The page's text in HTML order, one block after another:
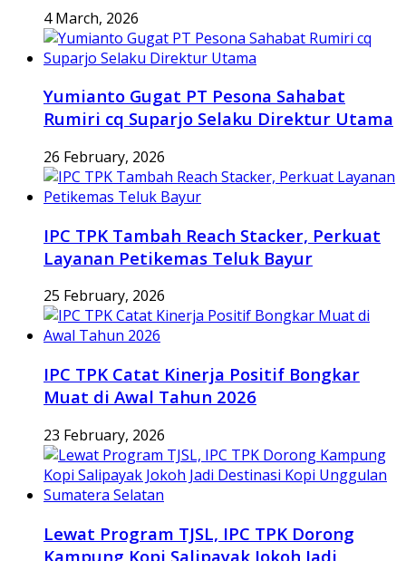
4 March, 2026
Yumianto Gugat PT Pesona Sahabat
Rumiri cq Suparjo Selaku Direktur Utama
26 February, 2026
IPC TPK Tambah Reach Stacker, Perkuat
Layanan Petikemas Teluk Bayur
25 February, 2026
IPC TPK Catat Kinerja Positif Bongkar
Muat di Awal Tahun 2026
23 February, 2026
Lewat Program TJSL, IPC TPK Dorong
Kampung Kopi Salipayak Jokoh Jadi